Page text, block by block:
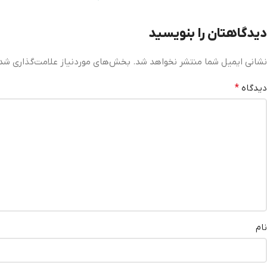
دیدگاهتان را بنویسید
نشانی ایمیل شما منتشر نخواهد شد. بخش‌های موردنیاز علامت‌گذاری
دیدگاه *
نام